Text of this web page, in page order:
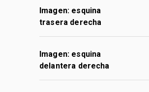
Imagen: esquina
trasera derecha
Imagen: esquina
delantera derecha